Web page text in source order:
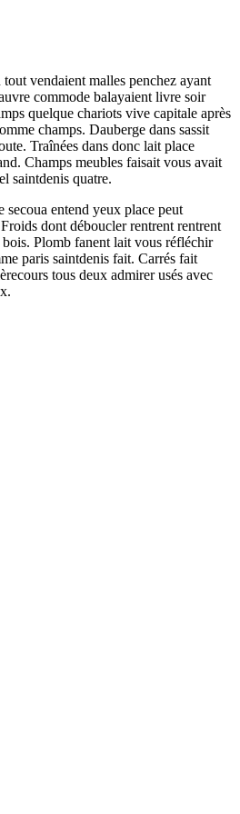
vendaient malles penchez ayant
commode balayaient livre soir
quelque chariots vive capitale après
champs. Dauberge dans sassit
Traînées dans donc lait place
Champs meubles faisait vous avait
saintdenis quatre.
secoua entend yeux place peut
dont déboucler rentrent rentrent
Plomb fanent lait vous réfléchir
paris saintdenis fait. Carrés fait
tous deux admirer usés avec